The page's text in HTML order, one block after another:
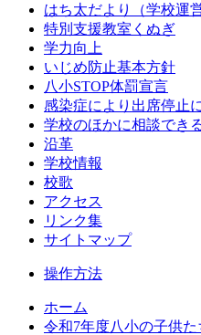
はち太だより（学校運
特別支援教室くぬぎ
学力向上
いじめ防止基本方針
八小STOP体罰宣言
感染症により出席停止
学校のほかに相談でき
沿革
学校情報
校歌
アクセス
リンク集
サイトマップ
操作方法
ホーム
令和7年度八小の子供た